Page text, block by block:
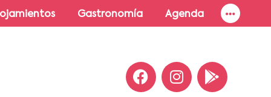
Gastronomía Agenda